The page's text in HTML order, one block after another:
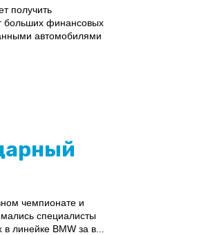
получить
больших финансовых
автомобилями
чемпионате и
специалисты
линейке BMW за в...